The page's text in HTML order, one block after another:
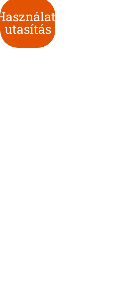
Használati
utasítás